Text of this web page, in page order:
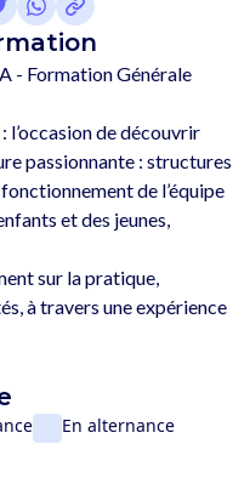
- Formation Générale
: l’occasion de découvrir
passionnante : structures
de l’équipe
et des jeunes,
sur la pratique,
à travers une expérience
En alternance